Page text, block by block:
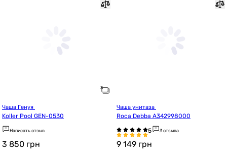
Koller Pool GEN-0530
Написать отзыв
3 850 грн
Roca Debba A342998000
3 отзыва
9 149 грн